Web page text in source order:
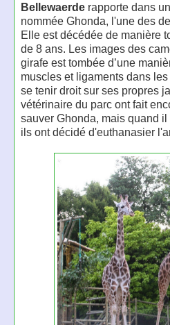
Bellewaerderapporte dans
nommée Ghonda, l'une des
Elle est décédée de manière
de 8 ans. Les images des
girafe est tombée d’une
muscles et ligaments dans
se tenir droit sur ses propres
vétérinaire du parc ont fait
sauver Ghonda, mais quand
ils ont décidé d'euthanasier